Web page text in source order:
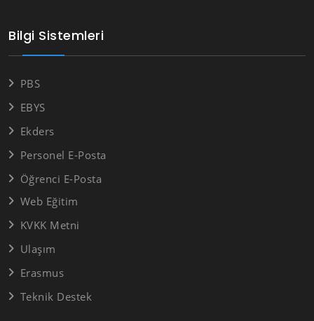
Bilgi Sistemleri
PBS
EBYS
Ekders
Personel E-Posta
Öğrenci E-Posta
Web Eğitim
KVKK Metni
Ulaşım
Erasmus
Teknik Destek